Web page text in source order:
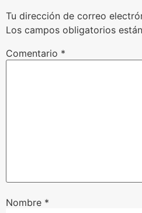
Tu dirección de correo
Los campos obligatorios
Comentario *
Nombre *